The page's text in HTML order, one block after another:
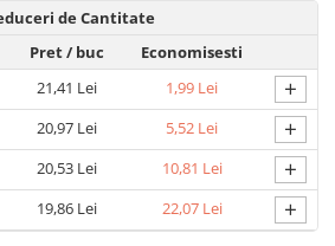
de Cantitate
Pret/ buc
Economisesti
21,41 Lei 1,99 Lei +
20,97 Lei 5,52 Lei +
20,53 Lei 10,81 Lei +
19,86 Lei 22,07 Lei +